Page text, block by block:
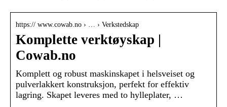
https:// www.cowab.no › … › Verkstedskap
Komplette verktøyskap |
Cowab.no
Komplett og robust maskinskapet i helsveiset og
pulverlakkert konstruksjon, perfekt for effektiv
lagring. Skapet leveres med to hylleplater, …